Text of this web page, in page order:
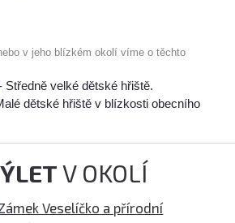
v jeho blízkém okolí víme o těchto
Středně velké dětské hřiště.
dětské hřiště v blízkosti obecního
V OKOLÍ
Veselíčko a přírodní